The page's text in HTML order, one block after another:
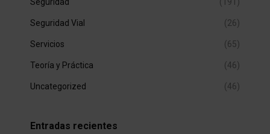
Seguridad Vial (26)
Servicios (65)
Teoría y Práctica (46)
Uncategorized (46)
Entradas recientes